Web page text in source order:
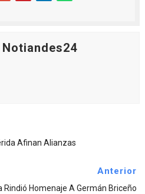
Afinan Alianzas
Anterior
Rindió Homenaje A Germán Briceño